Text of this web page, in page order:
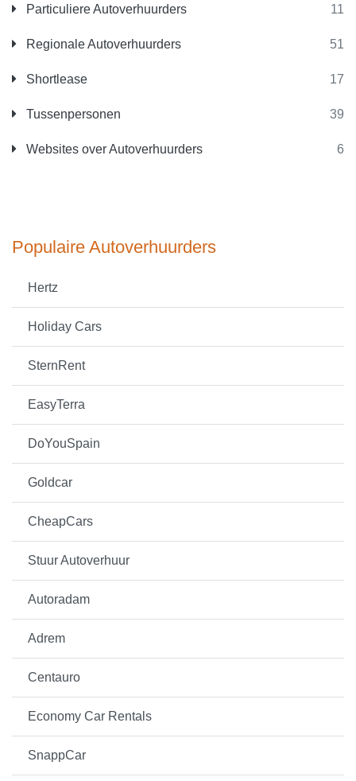
Particuliere Autoverhuurders 11
Regionale Autoverhuurders 51
Shortlease 17
Tussenpersonen 39
Websites over Autoverhuurders 6
Populaire Autoverhuurders
Hertz
Holiday Cars
SternRent
EasyTerra
DoYouSpain
Goldcar
CheapCars
Stuur Autoverhuur
Autoradam
Adrem
Centauro
Economy Car Rentals
SnappCar